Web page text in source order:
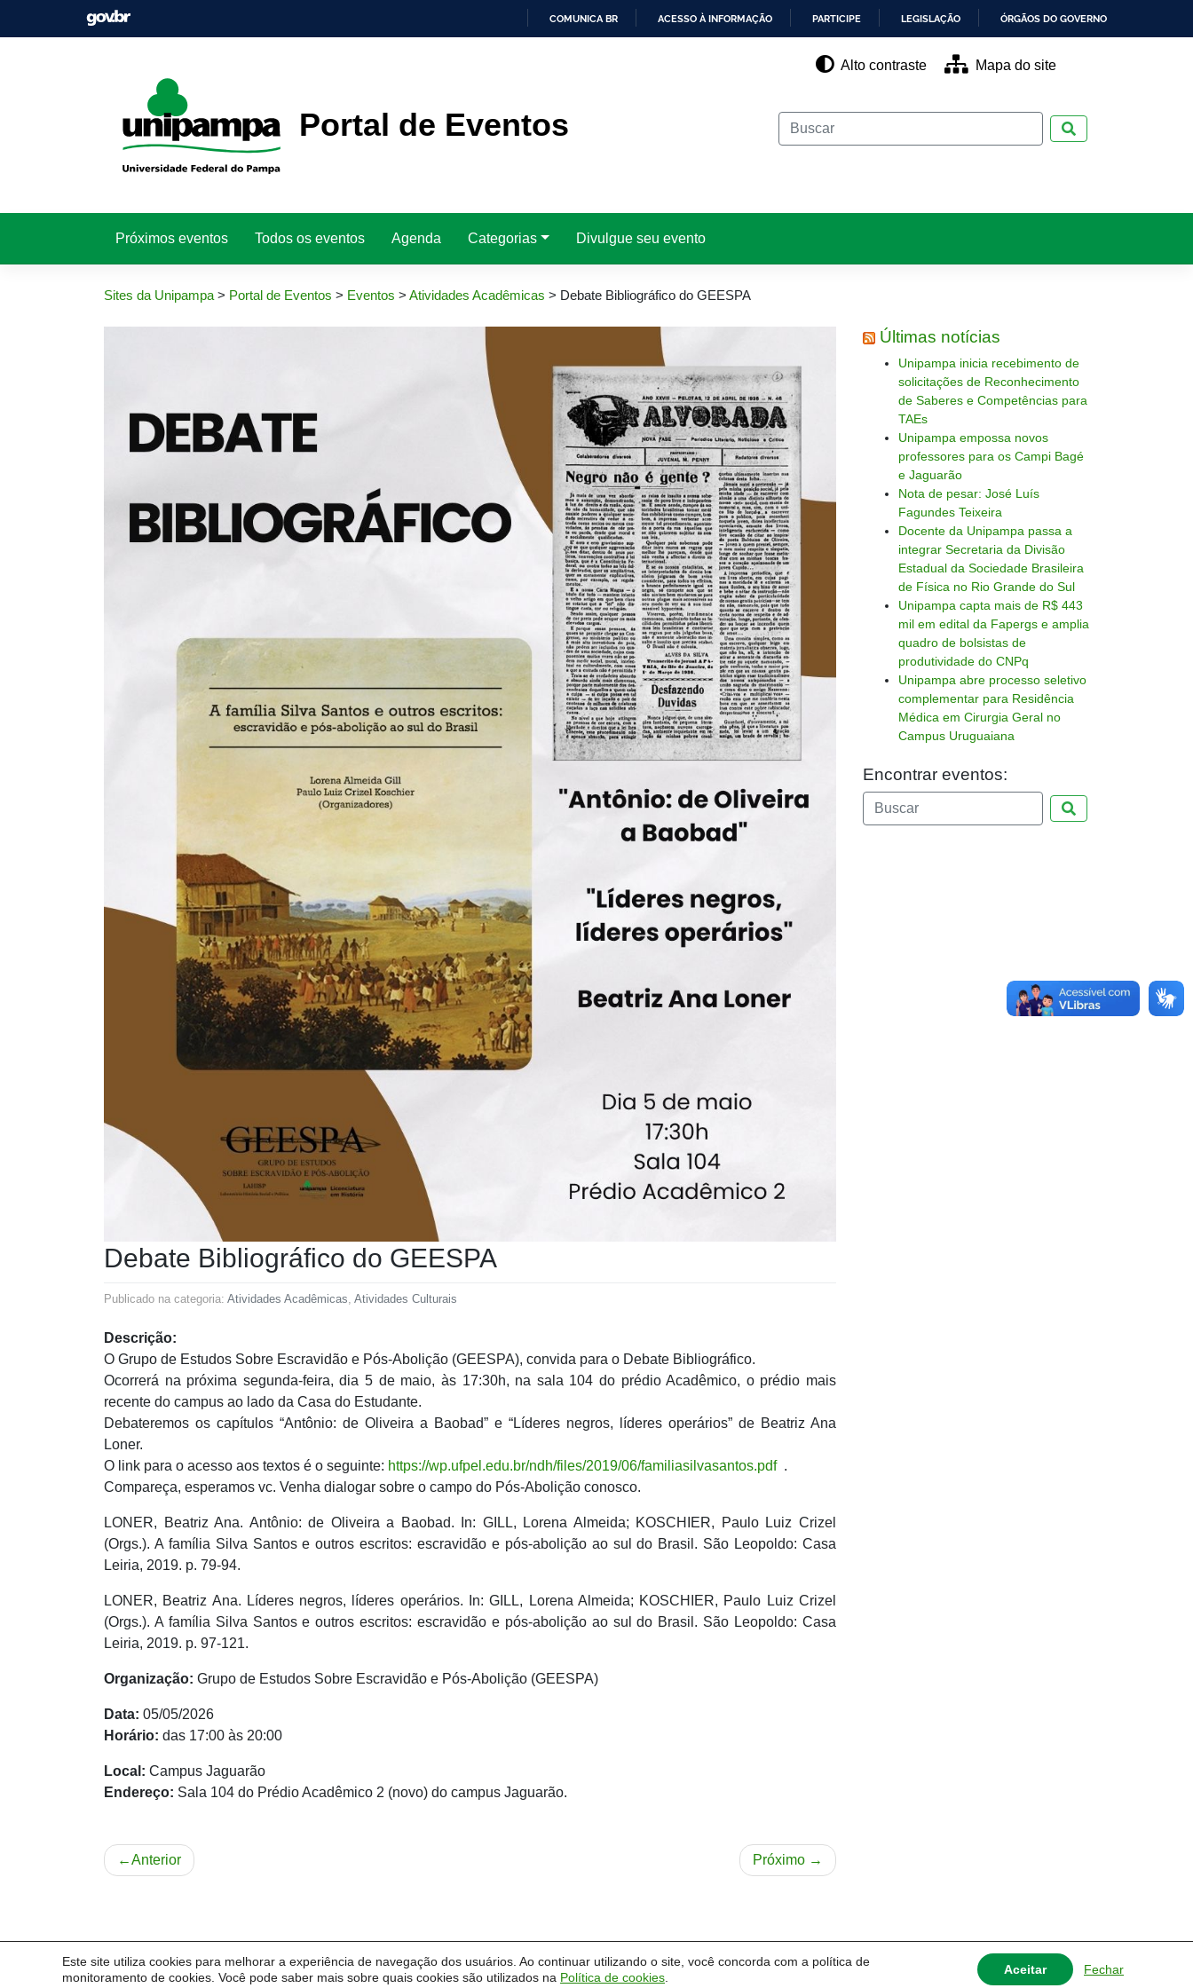
Este site utiliza cookies para melhorar a experiência de navegação dos usuários. Ao continuar utilizando o site, você concorda com a política de
monitoramento de cookies. Você pode saber mais sobre quais cookies são utilizados na Política de cookies
Aceitar Fechar
COMUNICA BR ACESSO À INFORMAÇÃO PARTICIPE LEGISLAÇÃO ÓRGÃOS DO GOVERNO
Portal de Eventos
Alto contraste Mapa do site
Próximos eventos Todos os eventos Agenda Categorias Divulgue seu evento
Sites da Unipampa> Portal de Eventos > Eventos > Atividades Acadêmicas > Debate Bibliográfico do GEESPA
Debate Bibliográfico do GEESPA
Publicado na categoria: Atividades Acadêmicas, Atividades Culturais
Descrição:
O Grupo de Estudos Sobre Escravidão e Pós-Abolição (GEESPA), convida para o Debate Bibliográfico.
Ocorrerá na próxima segunda-feira, dia 5 de maio, às 17:30h, na sala 104 do prédio Acadêmico, o prédio mais
recente do campus ao lado da Casa do Estudante.
Debateremos os capítulos “Antônio: de Oliveira a Baobad” e “Líderes negros, líderes operários” de Beatriz Ana
Loner.
O link para o acesso aos textos é o seguinte: https://wp.ufpel.edu.br/ndh/files/2019/06/familiasilvasantos.pdf.
Compareça, esperamos vc. Venha dialogar sobre o campo do Pós-Abolição conosco.
LONER, Beatriz Ana. Antônio: de Oliveira a Baobad. In: GILL, Lorena Almeida; KOSCHIER, Paulo Luiz Crizel
(Orgs.). A família Silva Santos e outros escritos: escravidão e pós-abolição ao sul do Brasil. São Leopoldo: Casa
Leiria, 2019. p. 79-94.
LONER, Beatriz Ana. Líderes negros, líderes operários. In: GILL, Lorena Almeida; KOSCHIER, Paulo Luiz Crizel
(Orgs.). A família Silva Santos e outros escritos: escravidão e pós-abolição ao sul do Brasil. São Leopoldo: Casa
Leiria, 2019. p. 97-121.
Organização: Grupo de Estudos Sobre Escravidão e Pós-Abolição (GEESPA)
Data: 05/05/2026
Horário: das 17:00 às 20:00
Local: Campus Jaguarão
Endereço: Sala 104 do Prédio Acadêmico 2 (novo) do campus Jaguarão.
Navegação
Anterior Próximo
Últimas notícias
Unipampa inicia recebimento de
solicitações de Reconhecimento
de Saberes e Competências para
TAEs
Unipampa empossa novos
professores para os Campi Bagé
e Jaguarão
Nota de pesar: José Luís
Fagundes Teixeira
Docente da Unipampa passa a
integrar Secretaria da Divisão
Estadual da Sociedade Brasileira
de Física no Rio Grande do Sul
Unipampa capta mais de R$ 443
mil em edital da Fapergs e amplia
quadro de bolsistas de
produtividade do CNPq
Unipampa abre processo seletivo
complementar para Residência
Médica em Cirurgia Geral no
Campus Uruguaiana
Encontrar eventos:
© 2026 Portal de Eventos |Universidade Federal do Pampa - Unipampa